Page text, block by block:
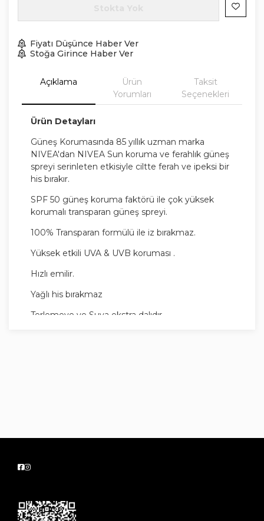
Fiyatı Düşünce Haber Ver
Stoğa Girince Haber Ver
Açıklama
Ürün
Yorumları
Taksit
Seçenekleri
Ürün Detayları
Güneş Korumasında 85 yıllık uzman marka
NIVEA'dan NIVEA Sun koruma ve ferahlık güneş
spreyi serinleten etkisiyle ciltte ferah ve ipeksi bir
his bırakır.
SPF 50 güneş koruma faktörü ile çok yüksek
korumalı transparan güneş spreyi.
100% Transparan formülü ile iz bırakmaz.
Yüksek etkili UVA & UVB koruması .
Hızlı emilir.
Yağlı his bırakmaz
Terlemeye ve Suya ekstra dalıdır.